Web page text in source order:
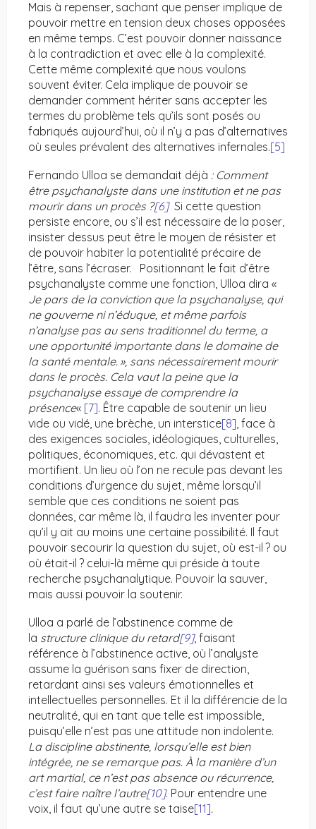
Mais à repenser, sachant que penser implique de
pouvoir mettre en tension deux choses opposées
en même temps. C’est pouvoir donner naissance
à la contradiction et avec elle à la complexité.
Cette même complexité que nous voulons
souvent éviter. Cela implique de pouvoir se
demander comment hériter sans accepter les
termes du problème tels qu’ils sont posés ou
fabriqués aujourd’hui, où il n’y a pas d’alternatives
où seules prévalent des alternatives infernales.[5]
Fernando Ulloa se demandait déjà : Comment
être psychanalyste dans une institution et ne pas
mourir dans un procès ?[6] Si cette question
persiste encore, ou s’il est nécessaire de la poser,
insister dessus peut être le moyen de résister et
de pouvoir habiter la potentialité précaire de
l’être, sans l’écraser.
Positionnant le fait d’être
psychanalyste comme une fonction, Ulloa dira «
Je pars de la conviction que la psychanalyse, qui
ne gouverne ni n’éduque, et même parfois
n’analyse pas au sens traditionnel du terme, a
une opportunité importante dans le domaine de
la santé mentale. », sans nécessairement mourir
dans le procès. Cela vaut la peine que la
psychanalyse essaye de comprendre la
présence« [7]. Être capable de soutenir un lieu
vide ou vidé, une brèche, un interstice[8], face à
des exigences sociales, idéologiques, culturelles,
politiques, économiques, etc. qui dévastent et
mortifient. Un lieu où l’on ne recule pas devant les
conditions d’urgence du sujet, même lorsqu’il
semble que ces conditions ne soient pas
données, car même là, il faudra les inventer pour
qu’il y ait au moins une certaine possibilité. Il faut
pouvoir secourir la question du sujet, où est-il ? ou
où était-il ? celui-là même qui préside à toute
recherche psychanalytique. Pouvoir la sauver,
mais aussi pouvoir la soutenir.
Ulloa a parlé de l’abstinence comme de
la structure clinique du retard[9], faisant
référence à l’abstinence active, où l’analyste
assume la guérison sans fixer de direction,
retardant ainsi ses valeurs émotionnelles et
intellectuelles personnelles. Et il la différencie de la
neutralité, qui en tant que telle est impossible,
puisqu’elle n’est pas une attitude non indolente.
La discipline abstinente, lorsqu’elle est bien
intégrée, ne se remarque pas. À la manière d’un
art martial, ce n’est pas absence ou récurrence,
c’est faire naître l’autre[10]. Pour entendre une
voix, il faut qu’une autre se taise[11].